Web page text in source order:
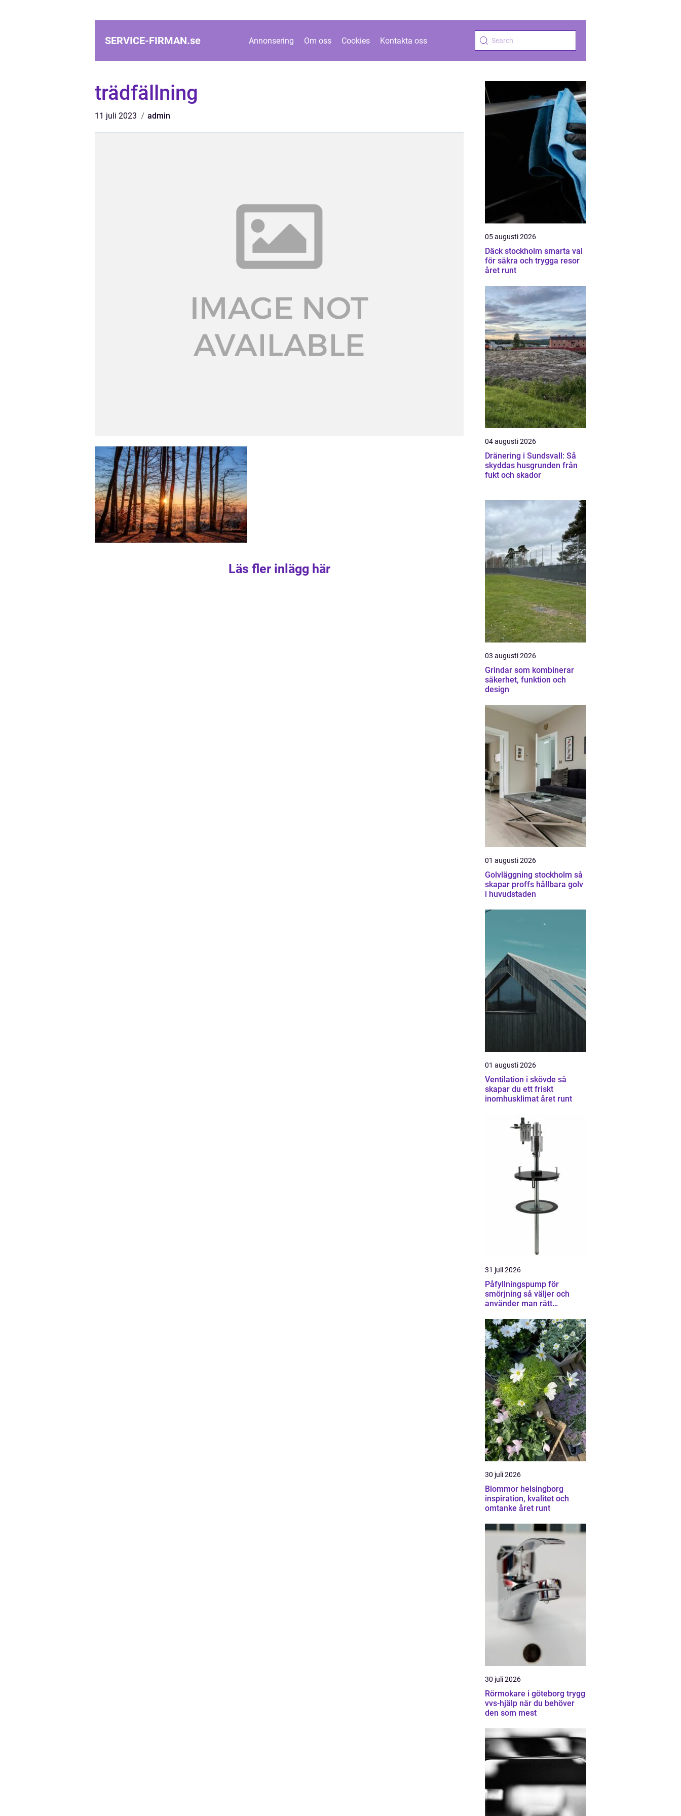
SERVICE-FIRMAN.se Annonsering Om oss Cookies Kontakta oss
trädfällning
11 juli 2023 admin
Läs fler inlägg här
05 augusti 2026
Däck stockholm smarta val
för säkra och trygga resor
året runt
04 augusti 2026
Dränering i Sundsvall: Så
skyddas husgrunden från
fukt och skador
03 augusti 2026
Grindar som kombinerar
säkerhet, funktion och
design
01 augusti 2026
Golvläggning stockholm så
skapar proffs hållbara golv
i huvudstaden
01 augusti 2026
Ventilation i skövde så
skapar du ett friskt
inomhusklimat året runt
31 juli 2026
Påfyllningspump för
smörjning så väljer och
använder man rätt
30 juli 2026
Blommor helsingborg
inspiration, kvalitet och
omtanke året runt
30 juli 2026
Rörmokare i göteborg trygg
vvs-hjälp när du behöver
den som mest